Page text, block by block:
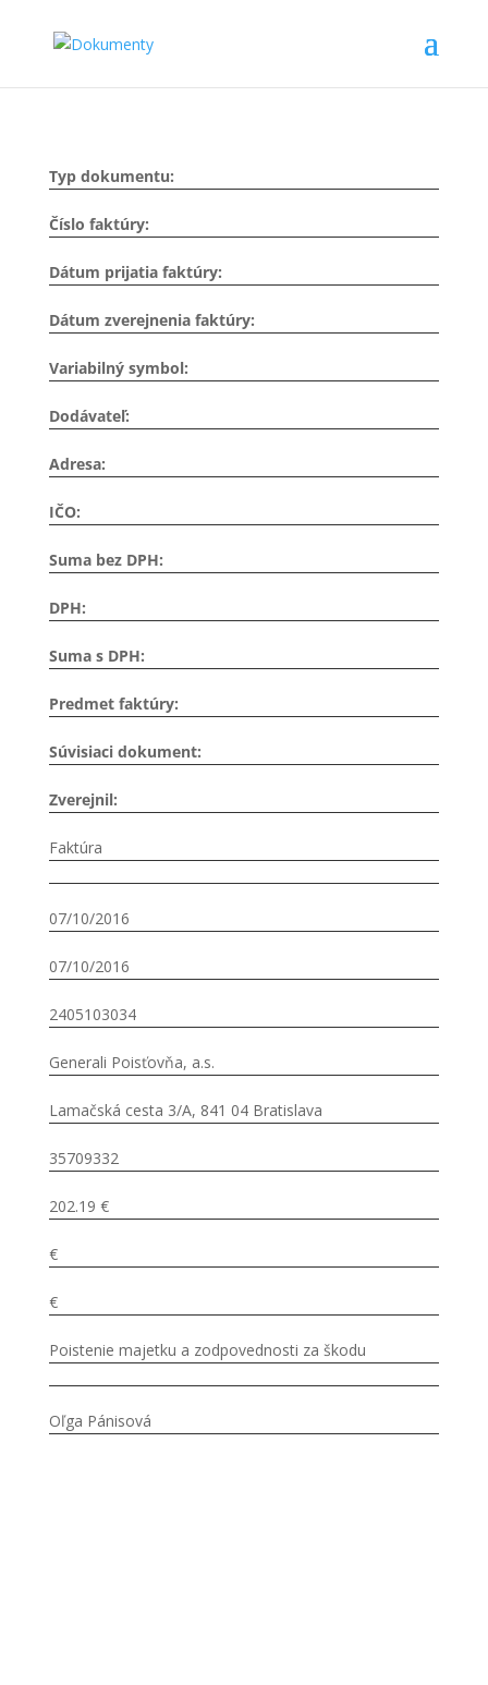
Typ dokumentu:
Číslo faktúry:
Dátum prijatia faktúry:
Dátum zverejnenia faktúry:
Variabilný symbol:
Dodávateľ:
Adresa:
IČO:
Suma bez DPH:
DPH:
Suma s DPH:
Predmet faktúry:
Súvisiaci dokument:
Zverejnil:
Faktúra
07/10/2016
07/10/2016
2405103034
Generali Poisťovňa, a.s.
Lamačská cesta 3/A, 841 04 Bratislava
35709332
202.19 €
€
€
Poistenie majetku a zodpovednosti za škodu
Oľga Pánisová